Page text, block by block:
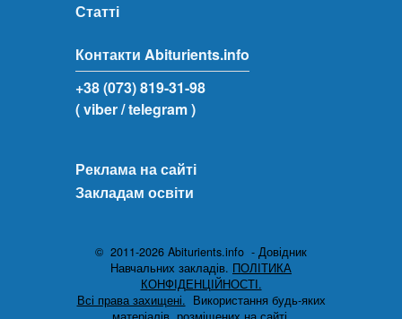
Статті
Контакти Abiturients.info
+38 (073) 819-31-98
( viber/ telegram )
Реклама на сайті
Закладам освіти
© 2011-2026 Abiturients.info - Довідник
Навчальних закладів. ПОЛІТИКА
КОНФІДЕНЦІЙНОСТІ.
Всі права захищені. Використання будь-яких